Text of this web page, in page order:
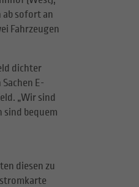
ab sofort an
Fahrzeugen
dichter
E-
„Wir sind
sind bequem
diesen zu